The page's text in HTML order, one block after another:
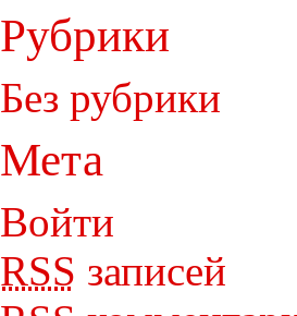
Рубрики
Без рубрики
Мета
Войти
RSS записей